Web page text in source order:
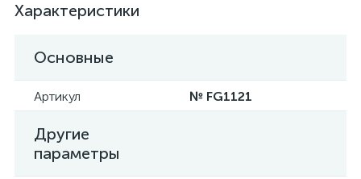
Характеристики
Основные
Артикул № FG1121
Другие
параметры